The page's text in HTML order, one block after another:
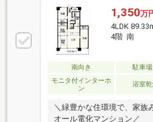
1,350万
4LDK
4階 南
南向き 駐車
モニタ付インターホ
ン
浴室
＼緑豊かな住環境で、家族
オール電化マンション／